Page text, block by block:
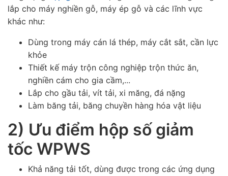
lắp cho máy nghiền gỗ, máy ép gỗ và các lĩnh vực
khác như:
Dùng trong máy cán lá thép, máy cắt sắt, cần lực
khỏe
Thiết kế máy trộn công nghiệp trộn thức ăn,
nghiền cám cho gia cầm,...
Lắp cho gầu tải, vít tải, xi măng, đá nặng
Làm băng tải, băng chuyền hàng hóa vật liệu
2) Ưu điểm hộp số giảm
tốc WPWS
Khả năng tải tốt, dùng được trong các ứng dụng